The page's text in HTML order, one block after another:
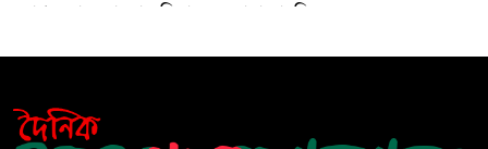
মাগফেরাত কামনায় মিলাদ ও দোয়া মাহফিল